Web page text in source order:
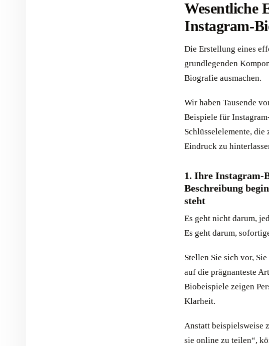
Wesentliche
Instagram-
Die Erstellung eines
grundlegenden
Biografie ausmachen.
Wir haben Tausende
Beispiele für
Schlüsselelemente, die
Eindruck zu
1. Ihre Instagram-
Beschreibung
steht
Es geht nicht darum,
Es geht darum,
Stellen Sie sich vor,
auf die prägnanteste
Biobeispiele zeigen
Klarheit.
Anstatt beispielsweise
sie online zu teilen“,